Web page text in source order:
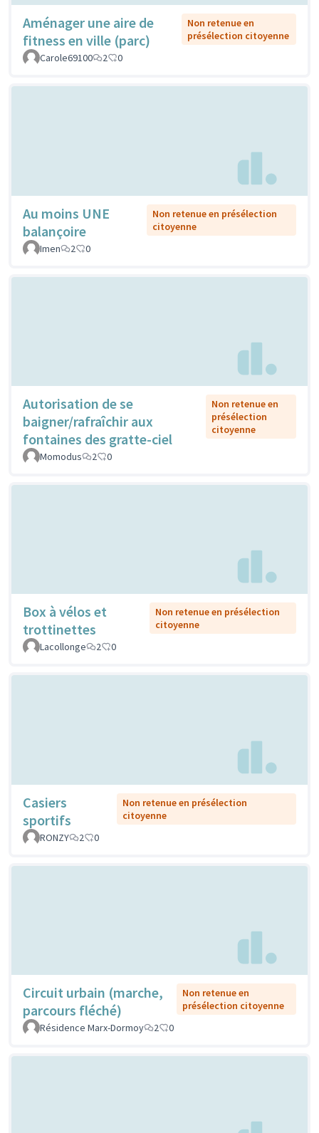
Aménager une aire de
fitness en ville (parc)
Non retenue en
présélection citoyenne
Carole69100
2 0
Au moins UNE
balançoire
Non retenue en présélection
citoyenne
Imen
2 0
Autorisation de se
baigner/rafraîchir aux
fontaines des gratte-ciel
Non retenue en
présélection
citoyenne
Momodus 2 0
Box à vélos et
trottinettes
Non retenue en présélection
citoyenne
Lacollonge
2 0
Casiers
sportifs
Non retenue en présélection
citoyenne
RONZY
2 0
Circuit urbain (marche,
parcours fléché)
Non retenue en
présélection citoyenne
Résidence Marx-Dormoy
2 0